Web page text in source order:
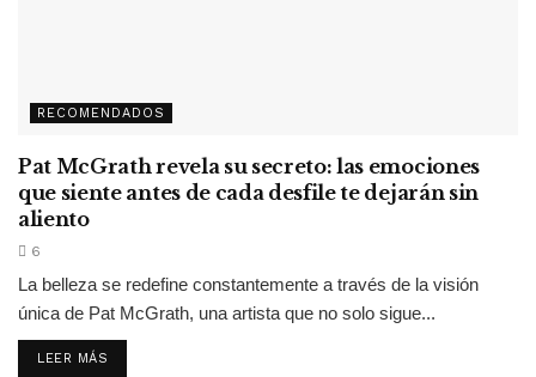
RECOMENDADOS
Pat McGrath revela su secreto: las emociones
que siente antes de cada desfile te dejarán sin
aliento
6
La belleza se redefine constantemente a través de la visión
única de Pat McGrath, una artista que no solo sigue...
LEER MÁS